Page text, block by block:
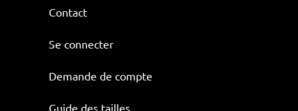
Contact
Se connecter
Demande de compte
Guide des tailles